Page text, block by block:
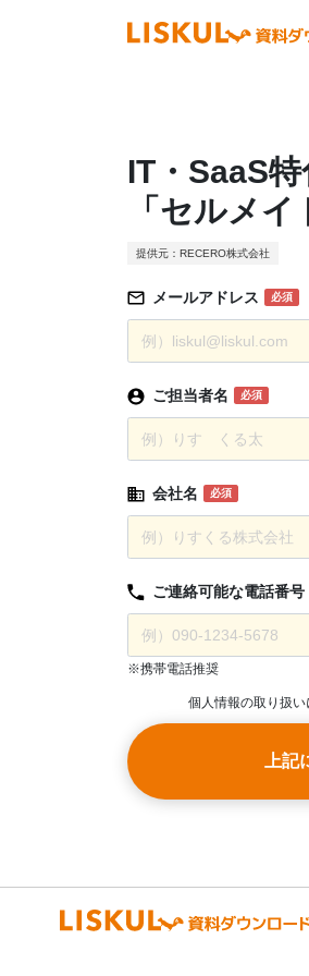
IT・SaaS
「セルメイ
提供元：RECERO株式会社
メールアドレス 必須
ご担当者名 必須
会社名 必須
ご連絡可能な電話番号
※携帯電話推奨
個人情報の取り扱い
上